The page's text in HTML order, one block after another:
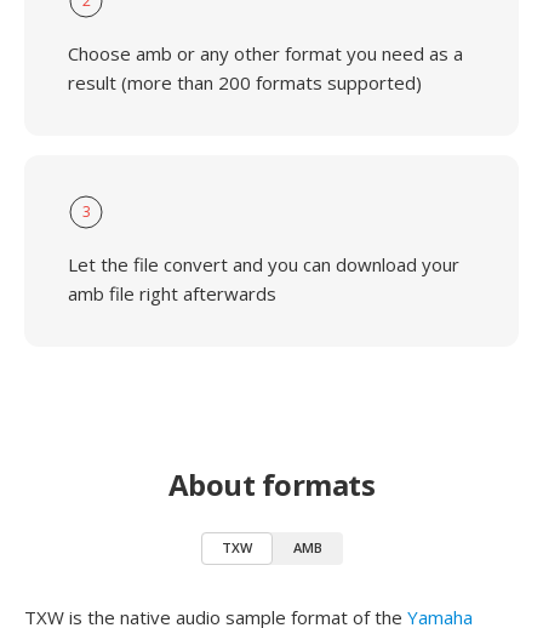
Choose amb or any other format you need as a
result (more than 200 formats supported)
3
Let the file convert and you can download your
amb file right afterwards
About formats
TXW AMB
TXW is the native audio sample format of the Yamaha